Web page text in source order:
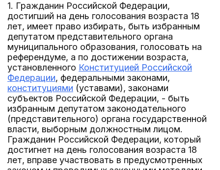
1. Гражданин Российской Федерации,
достигший на день голосования возраста 18
лет, имеет право избирать, быть избранным
депутатом представительного органа
муниципального образования, голосовать на
референдуме, а по достижении возраста,
установленного Конституцией Российской
Федерации, федеральными законами,
конституциями (уставами), законами
субъектов Российской Федерации, - быть
избранным депутатом законодательного
(представительного) органа государственной
власти, выборным должностным лицом.
Гражданин Российской Федерации, который
достигнет на день голосования возраста 18
лет, вправе участвовать в предусмотренных